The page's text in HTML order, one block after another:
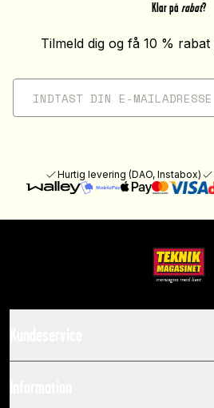
Klar på rabat?
Tilmeld dig og få 10 %
Hurtig levering (DAO, Instabox)